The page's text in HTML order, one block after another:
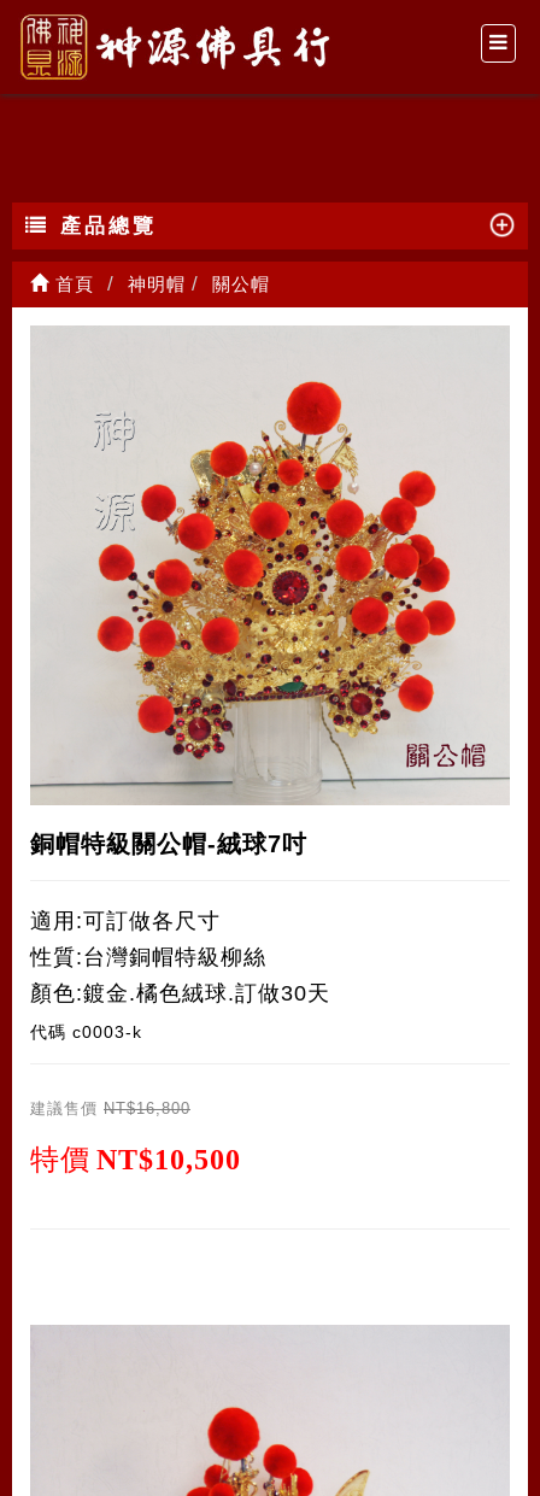
關公帽
產品總覽
首頁 神明帽 關公帽
銅帽特級關公帽-絨球7吋
適用:可訂做各尺寸
性質:台灣銅帽特級柳絲
顏色:鍍金.橘色絨球.訂做30天
代碼 c0003-k
建議售價 NT$16,800
特價 NT$10,500